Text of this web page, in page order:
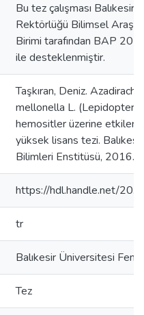
Bu tez çalışması Balıkesir
Rektörlüğü Bilimsel
Birimi tarafından BAP
ile desteklenmiştir.
Taşkıran, Deniz.
mellonella L.
hemositler üzerine etkileri.
yüksek lisans tezi.
Bilimleri Enstitüsü, 2016.
https://hdl.handle.net/
tr
Balıkesir Üniversitesi Fen
Tez